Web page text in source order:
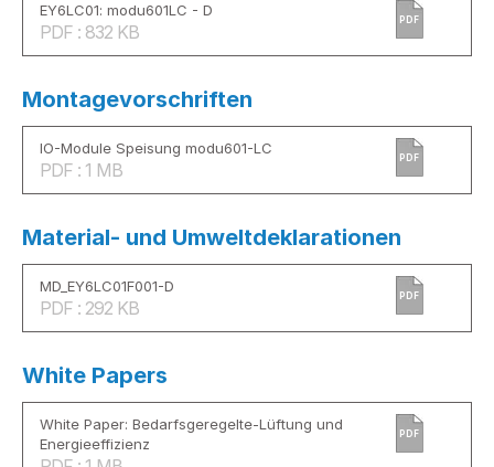
EY6LC01: modu601LC - D
PDF : 832 KB
PDF
Montagevorschriften
IO-Module Speisung modu601-LC
PDF : 1 MB
PDF
Material- und Umweltdeklarationen
MD_EY6LC01F001-D
PDF : 292 KB
PDF
White Papers
White Paper: Bedarfsgeregelte-Lüftung und
Energieeffizienz
PDF